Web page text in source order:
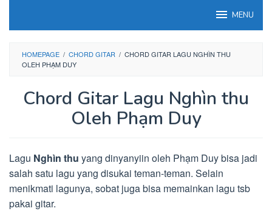
MENU
HOMEPAGE / CHORD GITAR / CHORD GITAR LAGU NGHÌN THU
OLEH PHẠM DUY
Chord Gitar Lagu Nghìn thu
Oleh Phạm Duy
Lagu Nghìn thu yang dinyanyiin oleh Phạm Duy bisa jadi
salah satu lagu yang disukai teman-teman. Selain
menikmati lagunya, sobat juga bisa memainkan lagu tsb
pakai gitar.